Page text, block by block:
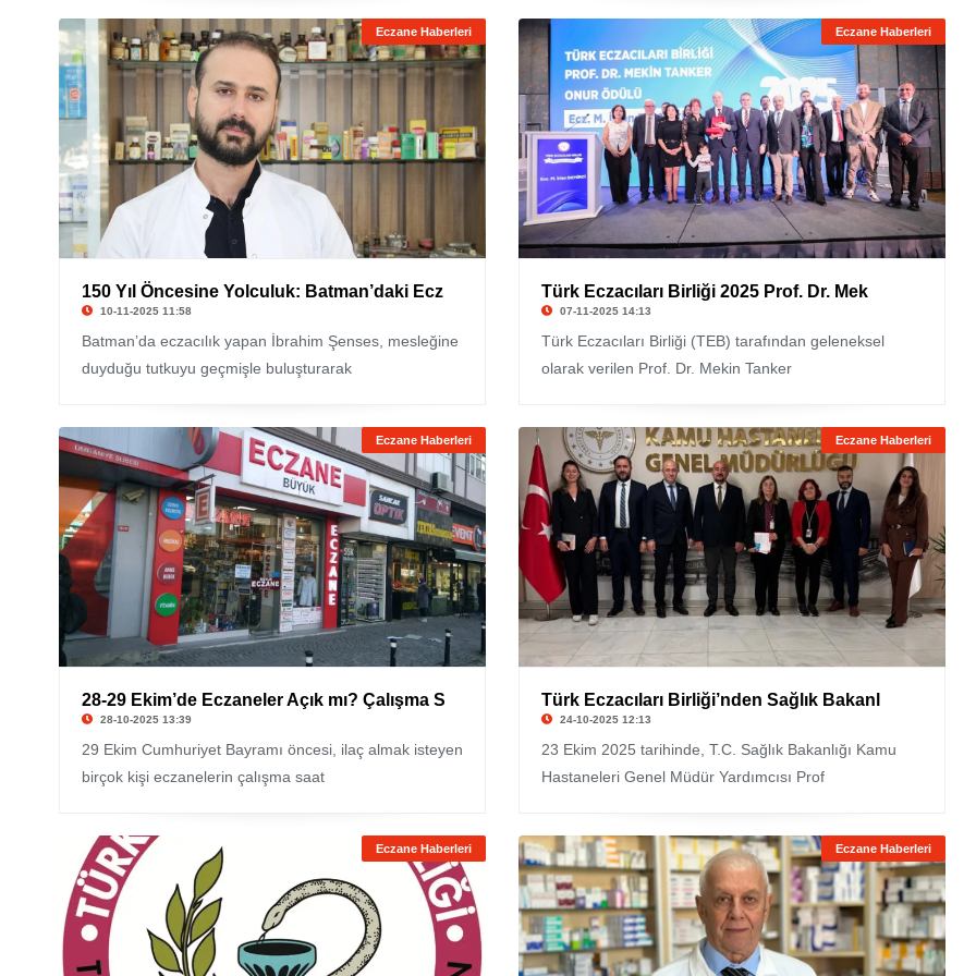
Eczane Haberleri
150 Yıl Öncesine Yolculuk: Batman’daki Ecz
10-11-2025 11:58
Batman’da eczacılık yapan İbrahim Şenses, mesleğine
duyduğu tutkuyu geçmişle buluşturarak
Eczane Haberleri
Türk Eczacıları Birliği 2025 Prof. Dr. Mek
07-11-2025 14:13
Türk Eczacıları Birliği (TEB) tarafından geleneksel
olarak verilen Prof. Dr. Mekin Tanker
Eczane Haberleri
28-29 Ekim’de Eczaneler Açık mı? Çalışma S
28-10-2025 13:39
29 Ekim Cumhuriyet Bayramı öncesi, ilaç almak isteyen
birçok kişi eczanelerin çalışma saat
Eczane Haberleri
Türk Eczacıları Birliği’nden Sağlık Bakanl
24-10-2025 12:13
23 Ekim 2025 tarihinde, T.C. Sağlık Bakanlığı Kamu
Hastaneleri Genel Müdür Yardımcısı Prof
Eczane Haberleri Eczane Haberleri